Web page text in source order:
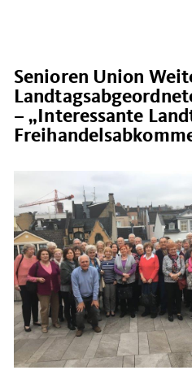
Senioren Union
– „Interessante